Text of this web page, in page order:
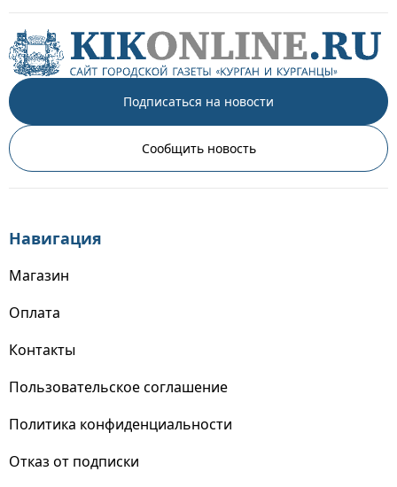
Подписаться на новости
Сообщить новость
Навигация
Магазин
Оплата
Контакты
Пользовательское соглашение
Политика конфиденциальности
Отказ от подписки